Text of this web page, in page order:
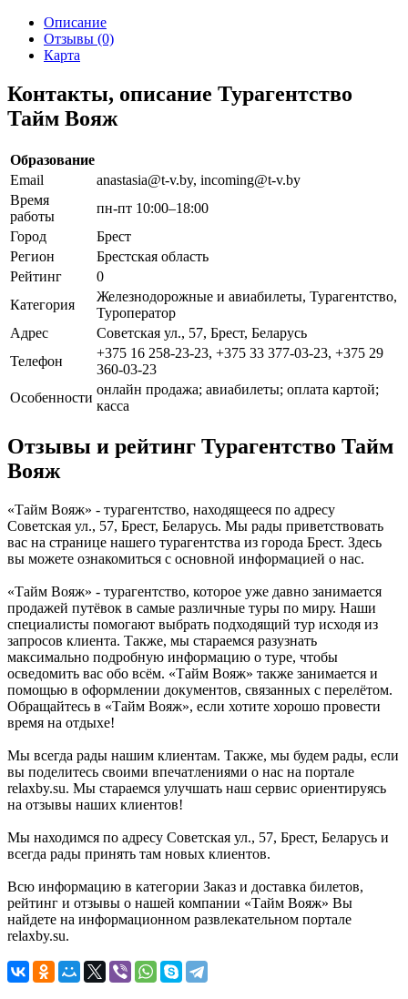
Описание
Отзывы (0)
Карта
Контакты, описание Турагентство
Тайм Вояж
Образование
Email
anastasia@t-v.by, incoming@t-v.by
Время
работы
пн-пт 10:00–18:00
Город
Брест
Регион
Брестская область
Рейтинг
0
Категория
Железнодорожные и авиабилеты, Турагентство,
Туроператор
Адрес
Советская ул., 57, Брест, Беларусь
Телефон
+375 16 258-23-23, +375 33 377-03-23, +375 29
360-03-23
Особенности
онлайн продажа; авиабилеты; оплата картой;
касса
Отзывы и рейтинг Турагентство Тайм
Вояж
«Тайм Вояж» - турагентство, находящееся по адресу
Советская ул., 57, Брест, Беларусь. Мы рады приветствовать
вас на странице нашего турагентства из города Брест. Здесь
вы можете ознакомиться с основной информацией о нас.
«Тайм Вояж» - турагентство, которое уже давно занимается
продажей путёвок в самые различные туры по миру. Наши
специалисты помогают выбрать подходящий тур исходя из
запросов клиента. Также, мы стараемся разузнать
максимально подробную информацию о туре, чтобы
осведомить вас обо всём. «Тайм Вояж» также занимается и
помощью в оформлении документов, связанных с перелётом.
Обращайтесь в «Тайм Вояж», если хотите хорошо провести
время на отдыхе!
Мы всегда рады нашим клиентам. Также, мы будем рады, если
вы поделитесь своими впечатлениями о нас на портале
relaxby.su. Мы стараемся улучшать наш сервис ориентируясь
на отзывы наших клиентов!
Мы находимся по адресу Советская ул., 57, Брест, Беларусь и
всегда рады принять там новых клиентов.
Всю информацию в категории Заказ и доставка билетов,
рейтинг и отзывы о нашей компании «Тайм Вояж» Вы
найдете на информационном развлекательном портале
relaxby.su.